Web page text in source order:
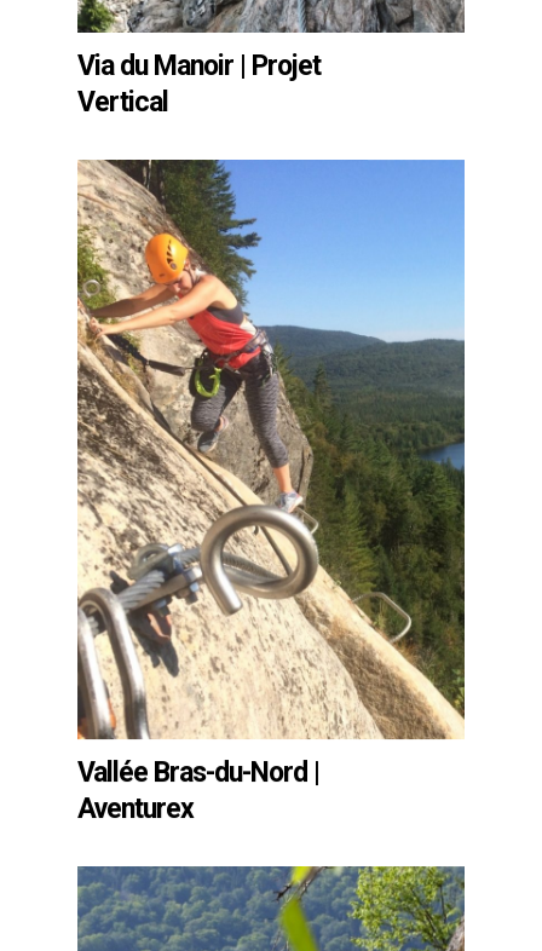
Via du Manoir | Projet
Vertical
Vallée Bras-du-Nord |
Aventurex